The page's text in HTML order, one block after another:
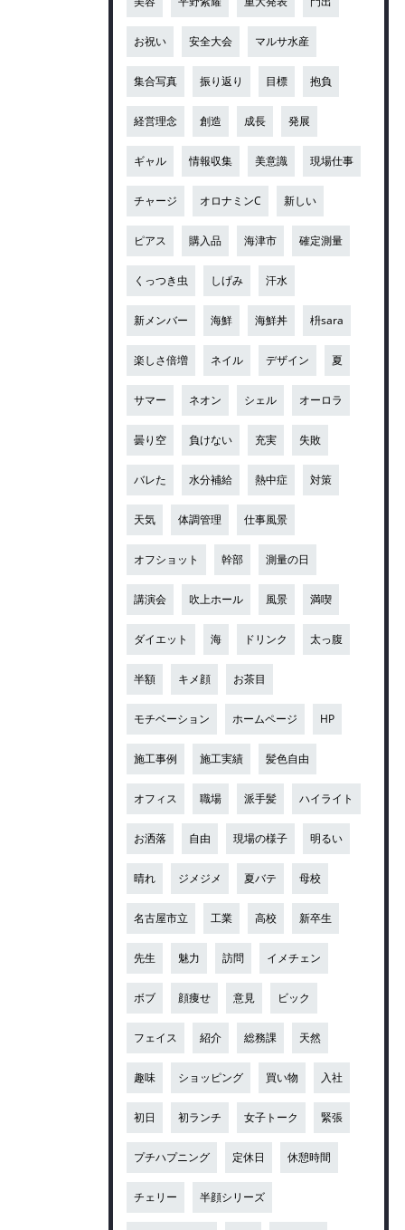
お祝い 安全大会 マルサ水産
集合写真 振り返り 目標 抱負
経営理念 創造 成長 発展
ギャル 情報収集 美意識 現場仕事
チャージ オロナミンC 新しい
ピアス 購入品 海津市 確定測量
くっつき虫 しげみ 汗水
新メンバー 海鮮 海鮮丼 枡sara
楽しさ倍増 ネイル デザイン 夏
サマー ネオン シェル オーロラ
曇り空 負けない 充実 失敗
バレた 水分補給 熱中症 対策
天気 体調管理 仕事風景
オフショット 幹部 測量の日
講演会 吹上ホール 風景 満喫
ダイエット 海 ドリンク 太っ腹
半額 キメ顔 お茶目
モチベーション ホームページ HP
施工事例 施工実績 髪色自由
オフィス 職場 派手髪 ハイライト
お洒落 自由 現場の様子 明るい
晴れ ジメジメ 夏バテ 母校
名古屋市立 工業 高校 新卒生
先生 魅力 訪問 イメチェン
ボブ 顔痩せ 意見 ビック
フェイス 紹介 総務課 天然
趣味 ショッピング 買い物 入社
初日 初ランチ 女子トーク 緊張
プチハプニング 定休日 休憩時間
チェリー 半顔シリーズ